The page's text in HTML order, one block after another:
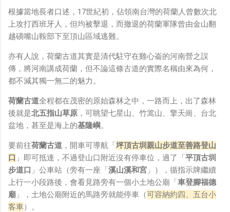
啥洨用了！） 一件理論上可以做到的事情，外行人的認知
被信息差，不懂加上沒實作能力去驗證，就什麼都變成黑科
技了（多黑？比巴西黑鮑魚還黑嗎？）。反重力技術說不定
也非啥黑科技，只是政府不讓你普通老百姓了解罷了。
Ray-ban Meta 的黑科技，講白了就是人家拉個百人團隊
在搞那支眼鏡，然後把軟體技能和硬體規格點滿，再加上極
致優化後的成果罷了！ 當時知道 Ray-Ban Meta 的智慧眼
不會有可能是透過 WiFi P2P 或 WiFi SoftAP 的方式去做
串流（確實 Meta 的智能眼鏡，在同步媒體時，會強制要
求開啟手機的 WiFi 開關，所以媒體同步應該是靠 WiFi 通
道做的），而去年初我也快速做了一個WiFi Direct 架構
來做 POC，確實傳輸效率非常快，幾百 MB 的大檔幾乎秒
級傳完，從眼鏡端將媒體串流到手機端更是不用說的順暢，
而且當時我們的媒體串流還是以未經編碼的方式傳透過
Socket 直接傳輸的（這表示傳輸時所需的頻寬會更大，功
耗據說也較大）。 後來因為 ...
根據當地長者口述，17世紀初，佔領南台灣的荷蘭人曾數次北
上攻打西班牙人，但均被擊退，而撤退的荷蘭軍隊曾由金山翻
越磺嘴山鞍部下至頂山區域逃難。
亦有人說，荷蘭古道其實是清代駐守在雞心崙的河南營之誤
傳，將河南講成荷蘭，但不論這條古道的實際名稱由來為何，
都不減其獨一無二的魅力。
荷蘭古道全程都在茂密的原始森林之中，一路而上，出了森林
後就是北五指山草原 ，可眺望七星山、竹篙山、擎天崗、台北
盆地，甚至是海上的基隆嶼。
要前往荷蘭古道 ，開車可導航「坪頂古圳親山步道至善路登山
口 」即可抵達，不過登山口附近沒有停車位，過了「平頂古圳
步道口 」公車站（旁有一座「溪山溪和宮 」），循指示牌繼續
上行一小段路後，會看見路旁有一個小土地公廟「車登腳福德
廟 」，土地公廟附近的馬路旁就能停車（可容納約四、五台小
客車）。